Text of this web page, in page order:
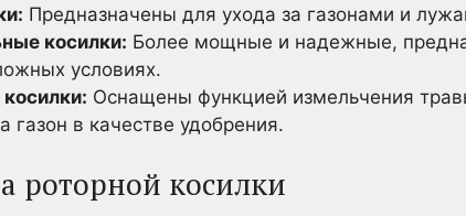
Предназначены для ухода за газонами и
косилки: Более мощные и надежные,
условиях.
Оснащены функцией измельчения
газон в качестве удобрения.
роторной косилки